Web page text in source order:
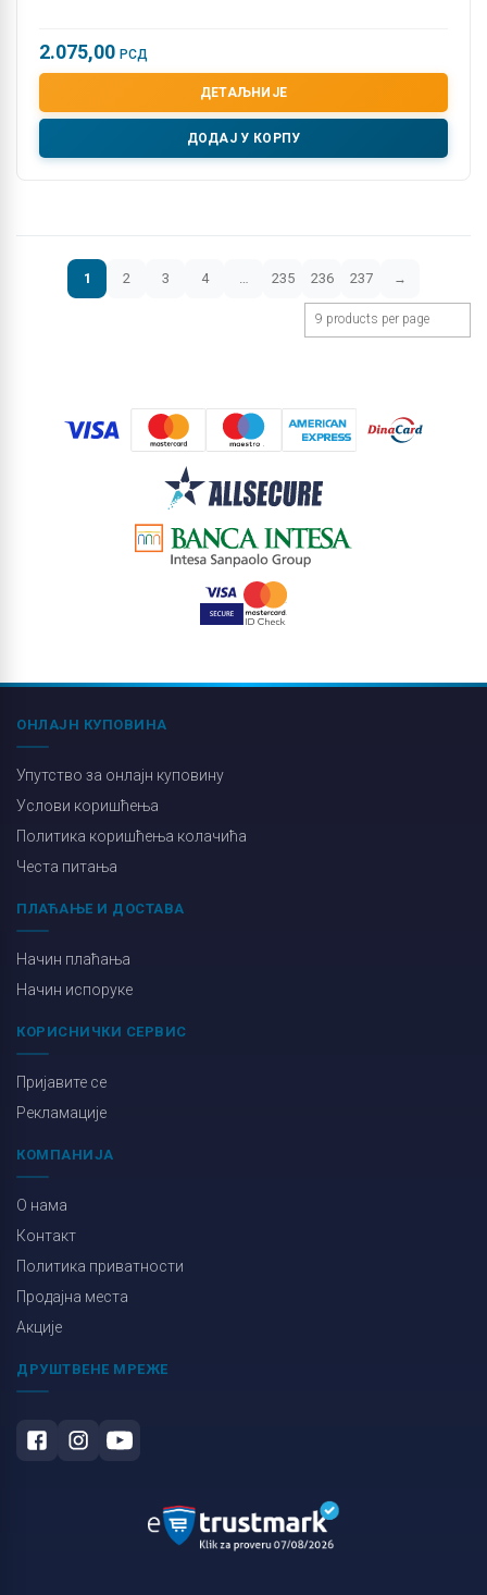
2.075,00 РСД
ДЕТАЉНИЈЕ
ДОДАЈ У КОРПУ
1 2 3 4 … 235 236 237 →
ОНЛАЈН КУПОВИНА
Упутство за онлајн куповину
Услови коришћења
Политика коришћења колачића
Честа питања
ПЛАЋАЊЕ И ДОСТАВА
Начин плаћања
Начин испоруке
КОРИСНИЧКИ СЕРВИС
Пријавите се
Рекламације
КОМПАНИЈА
О нама
Контакт
Политика приватности
Продајна места
Акције
ДРУШТВЕНЕ МРЕЖЕ